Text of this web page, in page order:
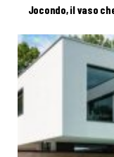
Jocondo, il vaso